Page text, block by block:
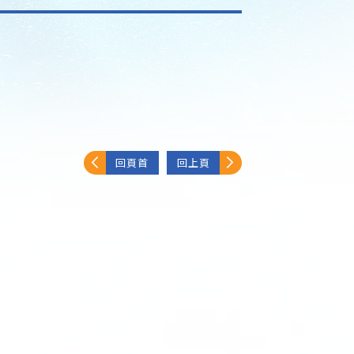
回頁首 回上頁